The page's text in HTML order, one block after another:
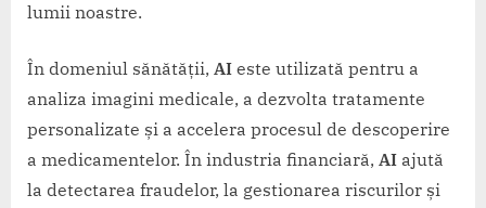
lumii noastre.
În domeniul sănătății, AI este utilizată pentru a
analiza imagini medicale, a dezvolta tratamente
personalizate și a accelera procesul de descoperire
a medicamentelor. În industria financiară, AI ajută
la detectarea fraudelor, la gestionarea riscurilor și